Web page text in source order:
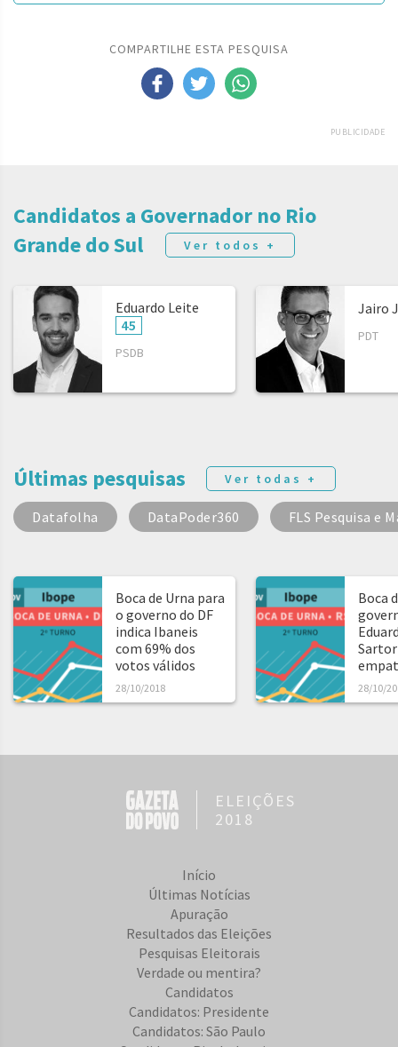
COMPARTILHE ESTA PESQUISA
PUBLICIDADE
Candidatos a Governador no Rio
Grande do Sul
Ver todos +
Eduardo Leite
45
PSDB
Jairo
PDT
Últimas pesquisas Ver todas +
Datafolha DataPoder360 FLS Pesquisa e
Boca de Urna para
o governo do DF
indica Ibaneis
com 69% dos
votos válidos
28/10/2018
Boca
28/10/
ELEIÇÕES
2018
Início
Últimas Notícias
Apuração
Resultados das Eleições
Pesquisas Eleitorais
Verdade ou mentira?
Candidatos
Candidatos: Presidente
Candidatos: São Paulo